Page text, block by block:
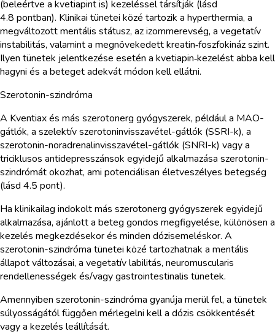
(beleértve a kvetiapint is) kezeléssel társítják (lásd
4.8 pontban). Klinikai tünetei közé tartozik a hyperthermia, a
megváltozott mentális státusz, az izommerevség, a vegetatív
instabilitás, valamint a megnövekedett kreatin‑foszfokináz szint.
Ilyen tünetek jelentkezése esetén a kvetiapin‑kezelést abba kell
hagyni és a beteget adekvát módon kell ellátni.
Szerotonin-szindróma
A Kventiax és más szerotonerg gyógyszerek, például a MAO-
gátlók, a szelektív szerotoninvisszavétel-gátlók (SSRI-k), a
szerotonin-noradrenalinvisszavétel-gátlók (SNRI-k) vagy a
triciklusos antidepresszánsok egyidejű alkalmazása szerotonin-
szindrómát okozhat, ami potenciálisan életveszélyes betegség
(lásd 4.5 pont).
Ha klinikailag indokolt más szerotonerg gyógyszerek egyidejű
alkalmazása, ajánlott a beteg gondos megfigyelése, különösen a
kezelés megkezdésekor és minden dózisemeléskor. A
szerotonin-szindróma tünetei közé tartozhatnak a mentális
állapot változásai, a vegetatív labilitás, neuromuscularis
rendellenességek és/vagy gastrointestinalis tünetek.
Amennyiben szerotonin-szindróma gyanúja merül fel, a tünetek
súlyosságától függően mérlegelni kell a dózis csökkentését
vagy a kezelés leállítását.